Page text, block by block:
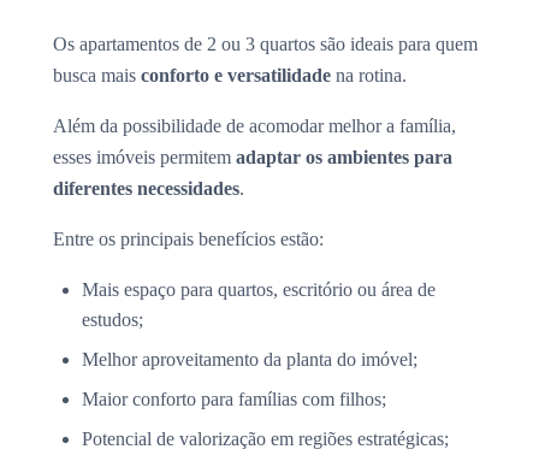
Os apartamentos de 2 ou 3 quartos são ideais para quem
busca mais conforto e versatilidade na rotina.
Além da possibilidade de acomodar melhor a família,
esses imóveis permitem adaptar os ambientes para
diferentes necessidades.
Entre os principais benefícios estão:
Mais espaço para quartos, escritório ou área de
estudos;
Melhor aproveitamento da planta do imóvel;
Maior conforto para famílias com filhos;
Potencial de valorização em regiões estratégicas;